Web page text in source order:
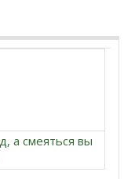
а смеяться вы